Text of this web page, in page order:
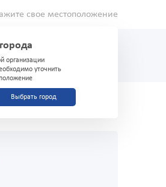
свое местоположение
организации
уточнить
Выбрать город